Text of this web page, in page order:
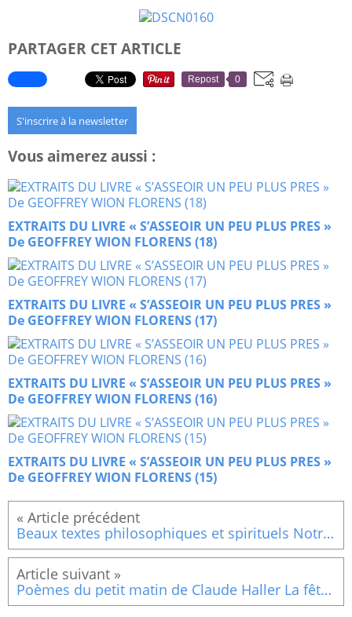
PARTAGER CET ARTICLE
Repost 0
S'inscrire à la newsletter
Vous aimerez aussi :
EXTRAITS DU LIVRE « S’ASSEOIR UN PEU PLUS PRES »
De GEOFFREY WION FLORENS (18)
EXTRAITS DU LIVRE « S’ASSEOIR UN PEU PLUS PRES »
De GEOFFREY WION FLORENS (17)
EXTRAITS DU LIVRE « S’ASSEOIR UN PEU PLUS PRES »
De GEOFFREY WION FLORENS (16)
EXTRAITS DU LIVRE « S’ASSEOIR UN PEU PLUS PRES »
De GEOFFREY WION FLORENS (15)
Beaux textes philosophiques et spirituels Notre Dame du Flux et des Reflux
Poèmes du petit matin de Claude Haller La fête d'abord